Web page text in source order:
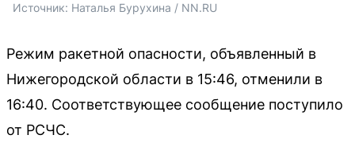
Источник: Наталья Бурухина / NN.RU
Режим ракетной опасности, объявленный в
Нижегородской области в 15:46, отменили в
16:40. Соответствующее сообщение поступило
от РСЧС.